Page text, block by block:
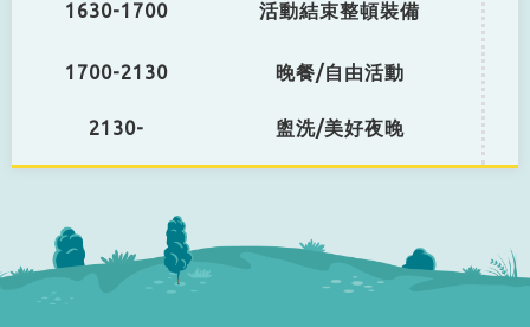
1630-1700 活動結束整頓裝備
1700-2130 晚餐/自由活動
2130- 盥洗/美好夜晚